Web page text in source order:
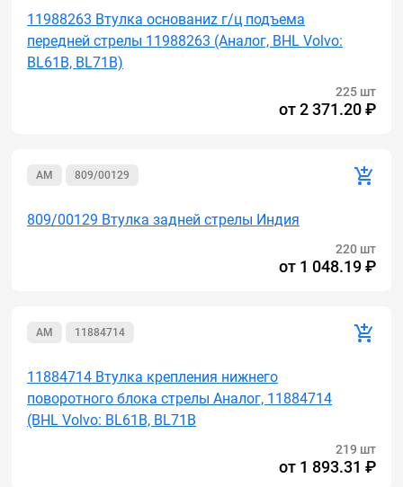
11988263 Втулка основаниz г/ц подъема
передней стрелы 11988263 (Аналог, BHL Volvo:
BL61B, BL71B)
225 шт
от2 371.20 ₽
AM 809/00129
809/00129 Втулка задней стрелы Индия
220 шт
от 1 048.19 ₽
AM 11884714
11884714 Втулка крепления нижнего
поворотного блока стрелы Аналог, 11884714
(BHL Volvo: BL61B, BL71B
219 шт
от 1 893.31 ₽